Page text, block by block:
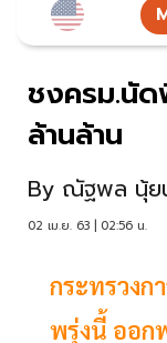
ชงครม.นั
ล้านล้าน
By ณัฐพล นุ้ย
02 เม.ย. 63 | 02:56 น.
กระทรวงก
พรุ่งนี้ ออก